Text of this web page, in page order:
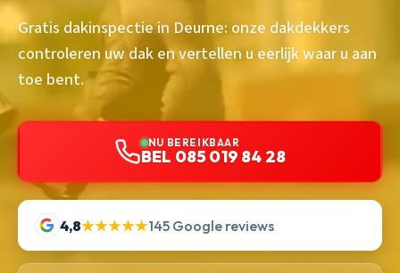
Gratis dakinspectie in Deurne: onze dakdekkers
controleren uw dak en vertellen u eerlijk waar u aan
toe bent.
NU BEREIKBAAR
BEL 085 019 84 28
4,8★★★★★145 Google reviews